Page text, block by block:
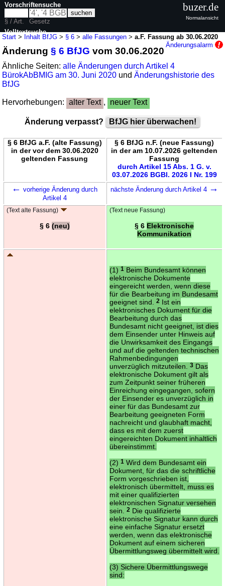
Start > Inhalt BfJG > § 6 >alle Fassungen >a.F. Fassung ab 30.06.2020
Änderungsalarm
Änderung§ 6 BfJG vom 30.06.2020
Ähnliche Seiten:alle Änderungen durch Artikel 4
BürokAbBMIG am 30. Juni 2020 undÄnderungshistorie des
BfJG
Hervorhebungen: alter Text , neuer Text
Änderung verpasst? BfJG hier überwachen!
§ 6 BfJG a.F. (alte Fassung)
in der vor dem 30.06.2020
geltenden Fassung
§ 6 BfJG n.F. (neue Fassung)
in der am 10.07.2026 geltenden
Fassung
durch Artikel 15 Abs. 1 G. v.
03.07.2026 BGBl. 2026 I Nr. 199
← vorherige Änderung durch
Artikel 4
nächste Änderung durch Artikel 4 →
(Text alte Fassung)
§ 6 (neu)
(Text neue Fassung)
§ 6 Elektronische
Kommunikation
(1) 1Beim Bundesamt können
elektronische Dokumente
eingereicht werden, wenn diese
für die Bearbeitung im Bundesamt
geeignet sind.
2Ist ein
elektronisches Dokument für die
Bearbeitung durch das
Bundesamt nicht geeignet, ist dies
dem Einsender unter Hinweis auf
die Unwirksamkeit des Eingangs
und auf die geltenden technischen
Rahmenbedingungen
unverzüglich mitzuteilen.
3Das
elektronische Dokument gilt als
zum Zeitpunkt seiner früheren
Einreichung eingegangen, sofern
der Einsender es unverzüglich in
einer für das Bundesamt zur
Bearbeitung geeigneten Form
nachreicht und glaubhaft macht,
dass es mit dem zuerst
eingereichten Dokument inhaltlich
übereinstimmt.
(2) 1Wird dem Bundesamt ein
Dokument, für das die schriftliche
Form vorgeschrieben ist,
elektronisch übermittelt, muss es
mit einer qualifizierten
elektronischen Signatur versehen
sein.
2Die qualifizierte
elektronische Signatur kann durch
eine einfache Signatur ersetzt
werden, wenn das elektronische
Dokument auf einem sicheren
Übermittlungsweg übermittelt wird.
(3) Sichere Übermittlungswege
sind:
Vorschriftensuche
§ / Art.
Gesetz
Volltextsuche
nur in BfJG
buzer.de
Normalansicht